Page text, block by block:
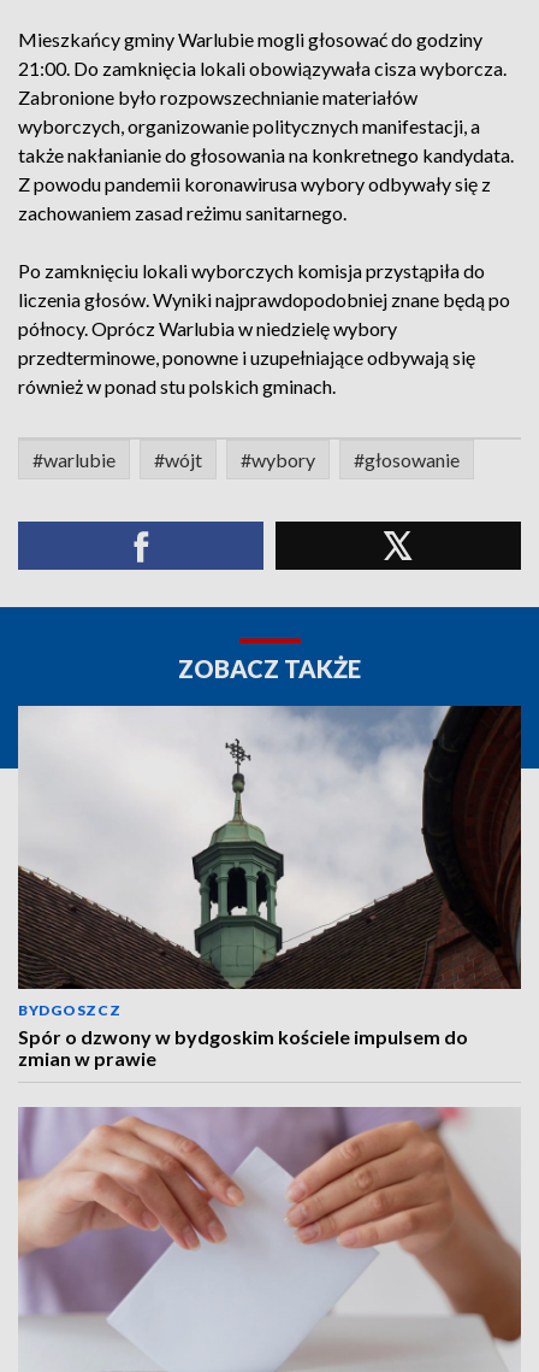
Mieszkańcy gminy Warlubie mogli głosować do godziny
21:00. Do zamknięcia lokali obowiązywała cisza wyborcza.
Zabronione było rozpowszechnianie materiałów
wyborczych, organizowanie politycznych manifestacji, a
także nakłanianie do głosowania na konkretnego kandydata.
Z powodu pandemii koronawirusa wybory odbywały się z
zachowaniem zasad reżimu sanitarnego.
Po zamknięciu lokali wyborczych komisja przystąpiła do
liczenia głosów. Wyniki najprawdopodobniej znane będą po
północy. Oprócz Warlubia w niedzielę wybory
przedterminowe, ponowne i uzupełniające odbywają się
również w ponad stu polskich gminach.
#warlubie #wójt #wybory #głosowanie
ZOBACZ TAKŻE
BYDGOSZCZ
Spór o dzwony w bydgoskim kościele impulsem do
zmian w prawie